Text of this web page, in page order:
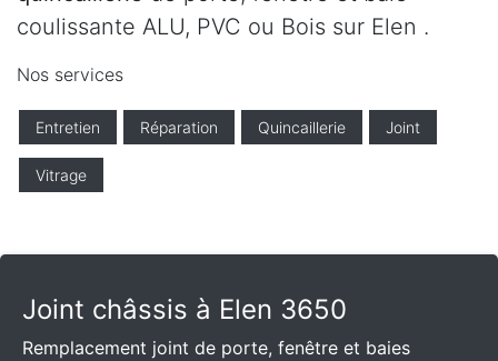
coulissante ALU, PVC ou Bois sur Elen .
Nos services
Entretien Réparation Quincaillerie Joint
Vitrage
Joint châssis à Elen 3650
Remplacement joint de porte, fenêtre et baies